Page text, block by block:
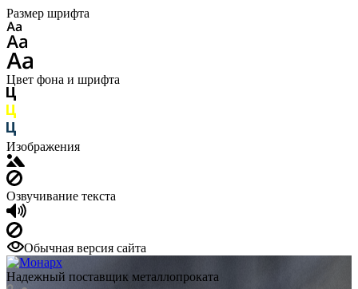
Размер шрифта
Цвет фона и шрифта
Изображения
Озвучивание текста
Обычная версия сайта
Надежный поставщик металлопроката